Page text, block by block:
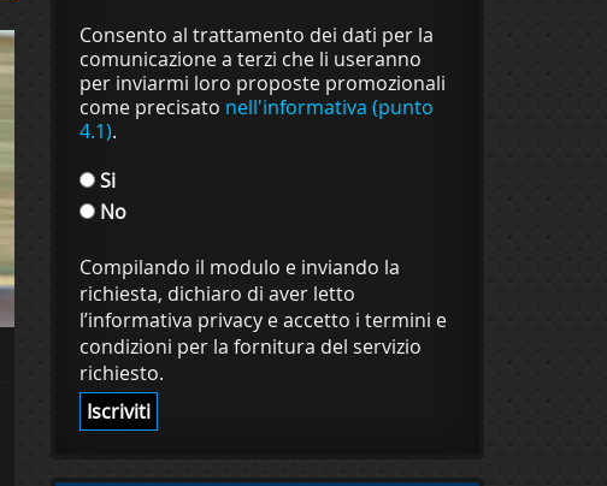
Consento al trattamento dei dati per la
comunicazione a terzi che li useranno
per inviarmi loro proposte promozionali
come precisato nell'informativa (punto
4.1).
Si
No
Compilando il modulo e inviando la
richiesta, dichiaro di aver letto
l’informativa privacy e accetto i termini e
condizioni per la fornitura del servizio
richiesto.